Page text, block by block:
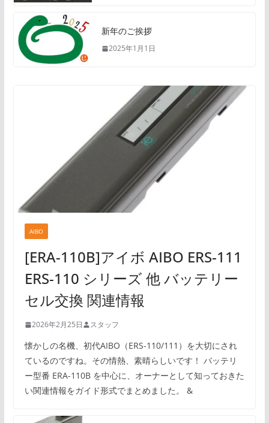
新年のご挨拶
2025年1月1日
AIBO
[ERA-110B]アイボ AIBO ERS-111
ERS-110 シリーズ 他 バッテリー
セル交換 関連情報
2026年2月25日 スタッフ
懐かしの名機、初代AIBO（ERS-110/111）を大切にされ
ているのですね。その情熱、素晴らしいです！ バッテリ
ー型番 ERA-110B を中心に、オーナーとして知っておきた
い関連情報をガイド形式でまとめました。 &